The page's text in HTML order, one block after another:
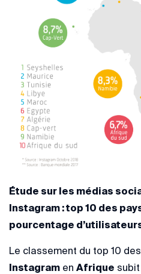
Étude sur les médias
Instagram : top 10 des
pourcentage
Le classement du top 10
Instagram en Afrique